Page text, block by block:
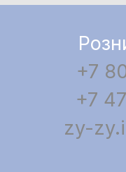
+7
+7
zy-